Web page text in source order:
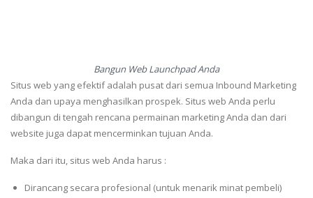
Bangun Web Launchpad Anda
Situs web yang efektif adalah pusat dari semua Inbound Marketing
Anda dan upaya menghasilkan prospek. Situs web Anda perlu
dibangun di tengah rencana permainan marketing Anda dan dari
website juga dapat mencerminkan tujuan Anda.
Maka dari itu, situs web Anda harus :
Dirancang secara profesional (untuk menarik minat pembeli)